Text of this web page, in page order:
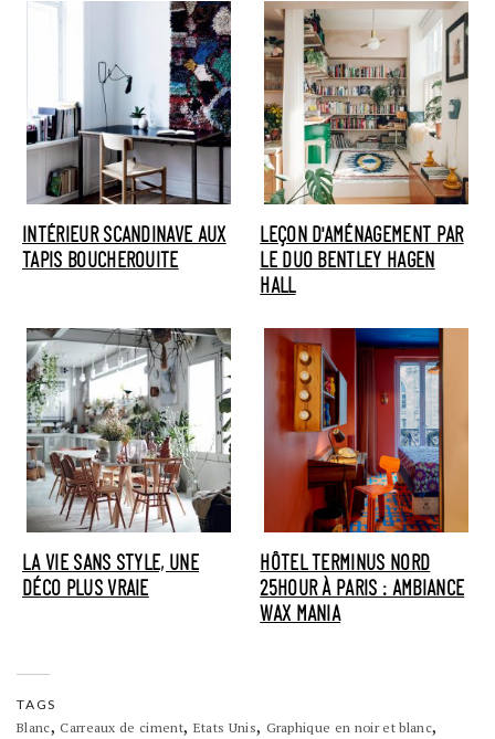
INTÉRIEUR SCANDINAVE AUX
TAPIS BOUCHEROUITE
LEÇON D'AMÉNAGEMENT PAR
LE DUO BENTLEY HAGEN
HALL
LA VIE SANS STYLE, UNE
DÉCO PLUS VRAIE
HÔTEL TERMINUS NORD
25HOUR À PARIS : AMBIANCE
WAX MANIA
TAGS
Blanc, Carreaux de ciment, Etats Unis, Graphique en noir et blanc,